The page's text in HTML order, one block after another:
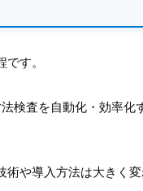
す。
検査を自動化・効率化
や導入方法は大きく変